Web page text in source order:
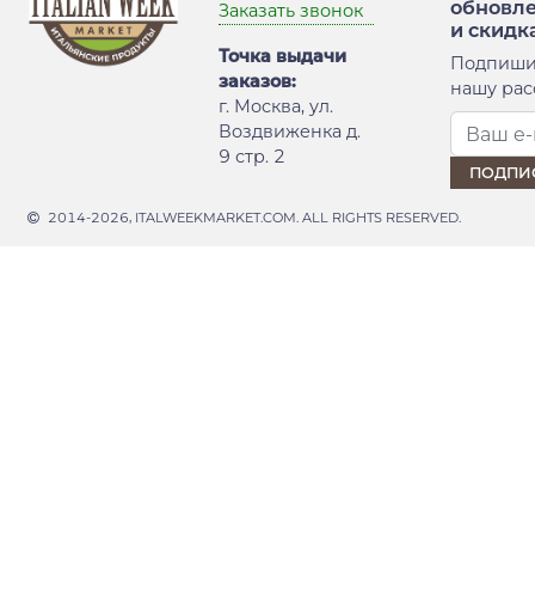
Заказать звонок
Точка выдачи
заказов:
г. Москва, ул.
Воздвиженка д.
9 стр. 2
и
нашу
2014-2026, ITALWEEKMARKET.COM. ALL RIGHTS RESERVED.